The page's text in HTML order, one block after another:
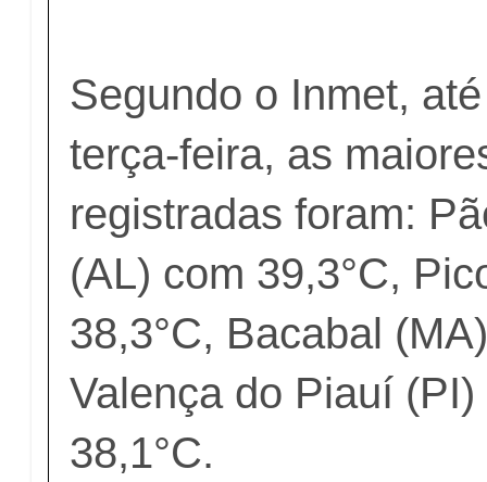
Segundo o Inmet,
terça-feira, as
registradas foram:
(AL) com 39,3°C,
38,3°C, Bacabal
Valença do Piauí
38,1°C.